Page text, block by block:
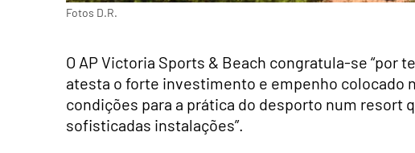
Fotos D.R.
O AP Victoria Sports & Beach congratula-se “por
atesta o forte investimento e empenho colocado
condições para a prática do desporto num resort
sofisticadas instalações”.